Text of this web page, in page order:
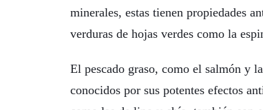
minerales, estas tienen propiedades
verduras de hojas verdes como la
El pescado graso, como el salmón y
conocidos por sus potentes efectos